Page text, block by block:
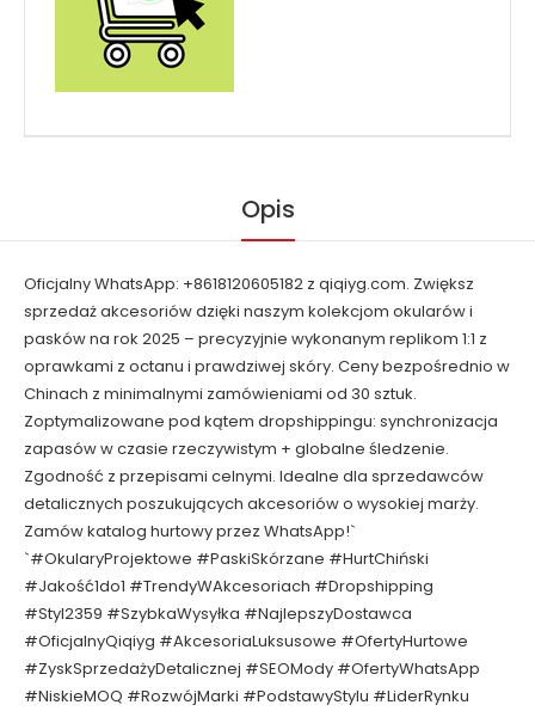
Opis
Oficjalny WhatsApp: +8618120605182 z qiqiyg.com. Zwiększ
sprzedaż akcesoriów dzięki naszym kolekcjom okularów i
pasków na rok 2025 – precyzyjnie wykonanym replikom 1:1 z
oprawkami z octanu i prawdziwej skóry. Ceny bezpośrednio w
Chinach z minimalnymi zamówieniami od 30 sztuk.
Zoptymalizowane pod kątem dropshippingu: synchronizacja
zapasów w czasie rzeczywistym + globalne śledzenie.
Zgodność z przepisami celnymi. Idealne dla sprzedawców
detalicznych poszukujących akcesoriów o wysokiej marży.
Zamów katalog hurtowy przez WhatsApp!`
`#OkularyProjektowe #PaskiSkórzane #HurtChiński
#Jakość1do1 #TrendyWAkcesoriach #Dropshipping
#Styl2359 #SzybkaWysyłka #NajlepszyDostawca
#OficjalnyQiqiyg #AkcesoriaLuksusowe #OfertyHurtowe
#ZyskSprzedażyDetalicznej #SEOMody #OfertyWhatsApp
#NiskieMOQ #RozwójMarki #PodstawyStylu #LiderRynku